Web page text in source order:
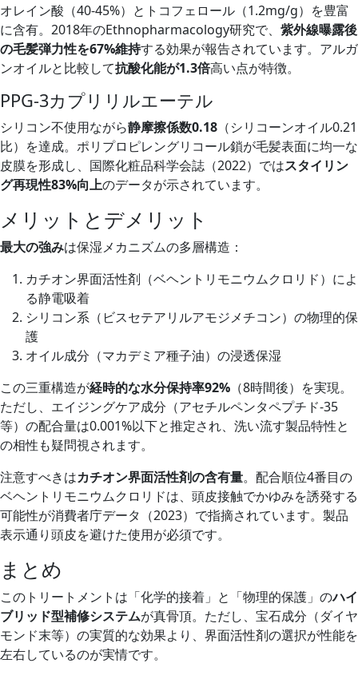
オレイン酸（40-45%）とトコフェロール（1.2mg/g）を豊富
に含有。2018年のEthnopharmacology研究で、 紫外線曝露後
の毛髪弾力性を67%維持する効果が報告されています。アルガ
ンオイルと比較して抗酸化能が1.3倍高い点が特徴。
PPG-3カプリリルエーテル
シリコン不使用ながら静摩擦係数0.18 （シリコーンオイル0.21
比）を達成。ポリプロピレングリコール鎖が毛髪表面に均一な
皮膜を形成し、国際化粧品科学会誌（2022）ではスタイリン
グ再現性83%向上のデータが示されています。
メリットとデメリット
最大の強みは保湿メカニズムの多層構造：
カチオン界面活性剤（ベヘントリモニウムクロリド）によ
る静電吸着
シリコン系（ビスセテアリルアモジメチコン）の物理的保
護
オイル成分（マカデミア種子油）の浸透保湿
この三重構造が経時的な水分保持率92% （8時間後）を実現。
ただし、エイジングケア成分（アセチルペンタペプチド-35
等）の配合量は0.001%以下と推定され、洗い流す製品特性と
の相性も疑問視されます。
注意すべきはカチオン界面活性剤の含有量。配合順位4番目の
ベヘントリモニウムクロリドは、頭皮接触でかゆみを誘発する
可能性が消費者庁データ（2023）で指摘されています。製品
表示通り頭皮を避けた使用が必須です。
まとめ
このトリートメントは「化学的接着」と「物理的保護」のハイ
ブリッド型補修システムが真骨頂。ただし、宝石成分（ダイヤ
モンド末等）の実質的な効果より、界面活性剤の選択が性能を
左右しているのが実情です。